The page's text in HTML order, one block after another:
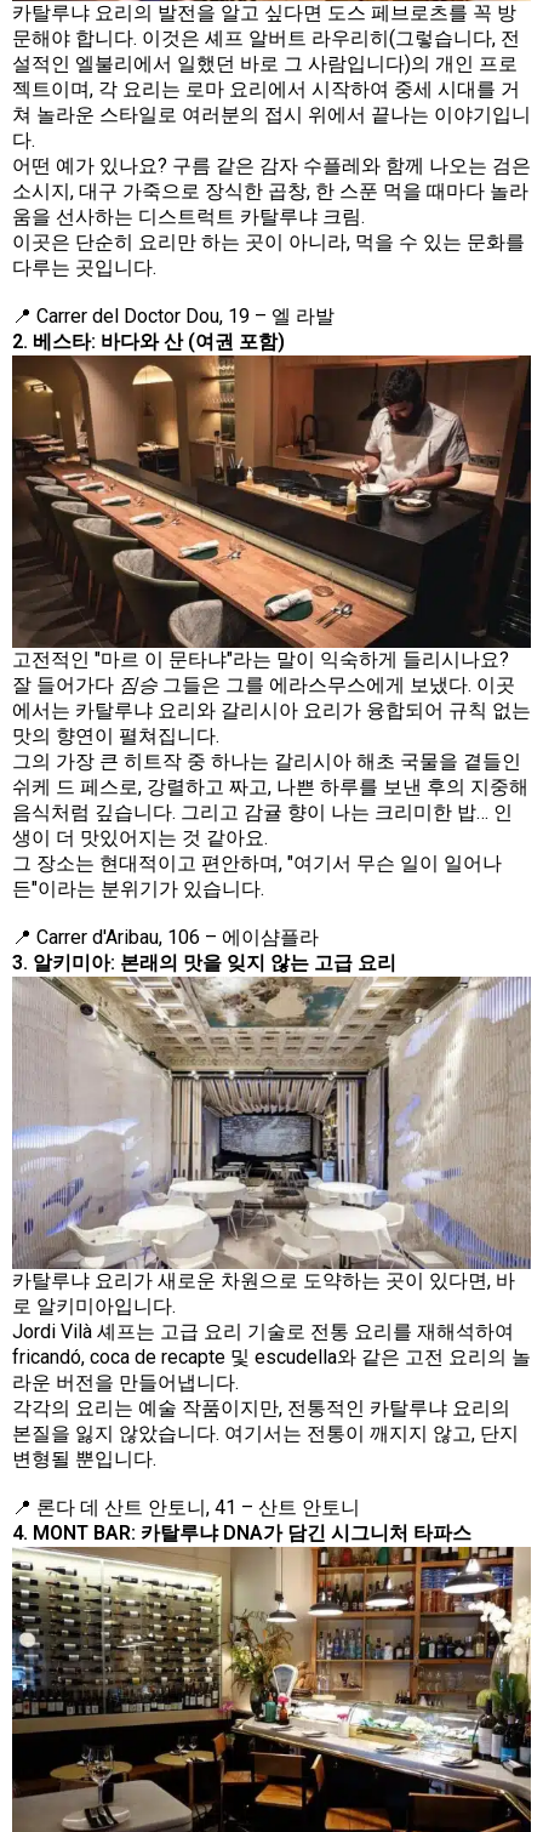
카탈루냐 요리의 발전을 알고 싶다면 도스 페브로츠를 꼭 방
문해야 합니다. 이것은 셰프 알버트 라우리히(그렇습니다, 전
설적인 엘불리에서 일했던 바로 그 사람입니다)의 개인 프로
젝트이며, 각 요리는 로마 요리에서 시작하여 중세 시대를 거
쳐 놀라운 스타일로 여러분의 접시 위에서 끝나는 이야기입니
다.
어떤 예가 있나요? 구름 같은 감자 수플레와 함께 나오는 검은
소시지, 대구 가죽으로 장식한 곱창, 한 스푼 먹을 때마다 놀라
움을 선사하는 디스트럭트 카탈루냐 크림.
이곳은 단순히 요리만 하는 곳이 아니라, 먹을 수 있는 문화를
다루는 곳입니다.
📍 Carrer del Doctor Dou, 19 – 엘 라발
2. 베스타: 바다와 산 (여권 포함)
고전적인 "마르 이 문타냐"라는 말이 익숙하게 들리시나요?
잘 들어가다 짐승 그들은 그를 에라스무스에게 보냈다. 이곳
에서는 카탈루냐 요리와 갈리시아 요리가 융합되어 규칙 없는
맛의 향연이 펼쳐집니다.
그의 가장 큰 히트작 중 하나는 갈리시아 해초 국물을 곁들인
쉬케 드 페스로, 강렬하고 짜고, 나쁜 하루를 보낸 후의 지중해
음식처럼 깊습니다. 그리고 감귤 향이 나는 크리미한 밥… 인
생이 더 맛있어지는 것 같아요.
그 장소는 현대적이고 편안하며, "여기서 무슨 일이 일어나
든"이라는 분위기가 있습니다.
📍 Carrer d'Aribau, 106 – 에이샴플라
3. 알키미아: 본래의 맛을 잊지 않는 고급 요리
카탈루냐 요리가 새로운 차원으로 도약하는 곳이 있다면, 바
로 알키미아입니다.
Jordi Vilà 셰프는 고급 요리 기술로 전통 요리를 재해석하여
fricandó, coca de recapte 및 escudella와 같은 고전 요리의 놀
라운 버전을 만들어냅니다.
각각의 요리는 예술 작품이지만, 전통적인 카탈루냐 요리의
본질을 잃지 않았습니다. 여기서는 전통이 깨지지 않고, 단지
변형될 뿐입니다.
📍 론다 데 산트 안토니, 41 – 산트 안토니
4. MONT BAR: 카탈루냐 DNA가 담긴 시그니처 타파스